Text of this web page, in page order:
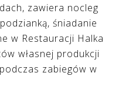
zawiera nocleg
śniadanie
w Restauracji Halka
własnej produkcji
zabiegów w